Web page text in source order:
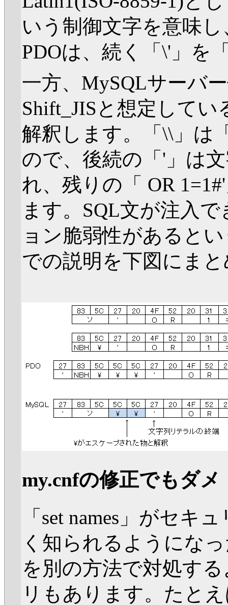
いう制御文字を意味
PDOは、続く「\'」を
一方、MySQLサーバ
Shift_JISと想定して
解釈します。「\\」は
ので、後続の「'」は
れ、残りの「 OR
ます。SQL文が注入
ョン脆弱性があると
での説明を下図にま
my.cnfの修正でもダメ
「set names」がセキ
く知られるようにな
を別の方法で対処す
リもあります。たと